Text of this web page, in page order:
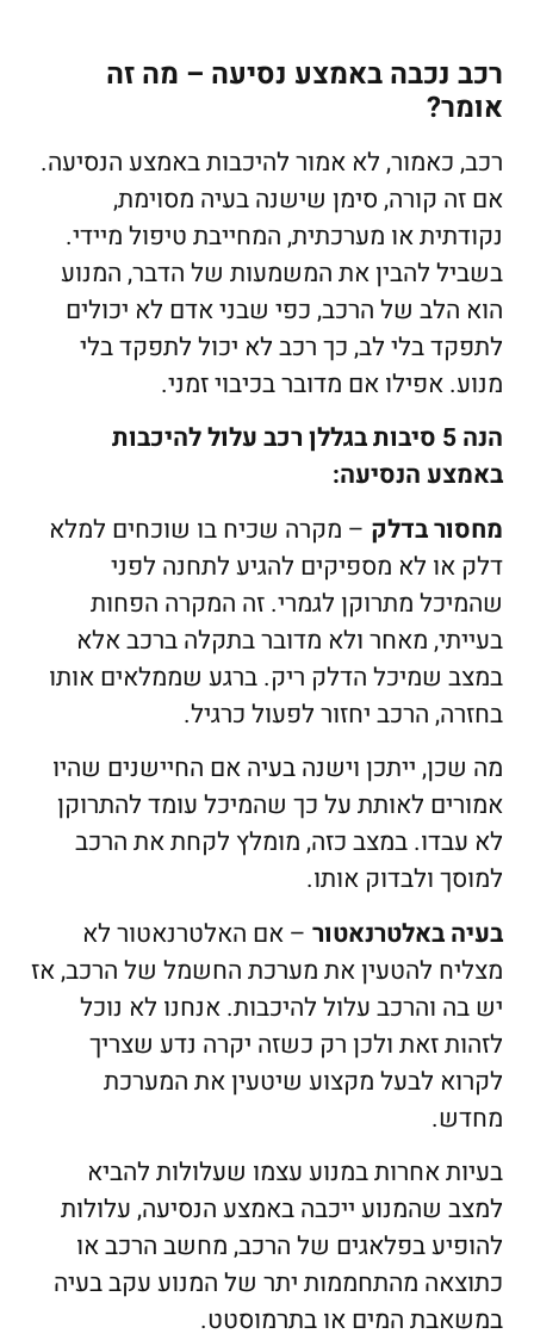
רכב נכבה באמצע נסיעה – מה זה
אומר?
רכב, כאמור, לא אמור להיכבות באמצע הנסיעה.
אם זה קורה, סימן שישנה בעיה מסוימת,
נקודתית או מערכתית, המחייבת טיפול מיידי.
בשביל להבין את המשמעות של הדבר, המנוע
הוא הלב של הרכב, כפי שבני אדם לא יכולים
לתפקד בלי לב, כך רכב לא יכול לתפקד בלי
מנוע. אפילו אם מדובר בכיבוי זמני.
הנה 5 סיבות בגללן רכב עלול להיכבות
באמצע הנסיעה:
מחסור בדלק – מקרה שכיח בו שוכחים למלא
דלק או לא מספיקים להגיע לתחנה לפני
שהמיכל מתרוקן לגמרי. זה המקרה הפחות
בעייתי, מאחר ולא מדובר בתקלה ברכב אלא
במצב שמיכל הדלק ריק. ברגע שממלאים אותו
בחזרה, הרכב יחזור לפעול כרגיל.
מה שכן, ייתכן וישנה בעיה אם החיישנים שהיו
אמורים לאותת על כך שהמיכל עומד להתרוקן
לא עבדו. במצב כזה, מומלץ לקחת את הרכב
למוסך ולבדוק אותו.
בעיה באלטרנאטור – אם האלטרנאטור לא
מצליח להטעין את מערכת החשמל של הרכב, אז
יש בה והרכב עלול להיכבות. אנחנו לא נוכל
לזהות זאת ולכן רק כשזה יקרה נדע שצריך
לקרוא לבעל מקצוע שיטעין את המערכת
מחדש.
בעיות אחרות במנוע עצמו שעלולות להביא
למצב שהמנוע ייכבה באמצע הנסיעה, עלולות
להופיע בפלאגים של הרכב, מחשב הרכב או
כתוצאה מהתחממות יתר של המנוע עקב בעיה
במשאבת המים או בתרמוסטט.